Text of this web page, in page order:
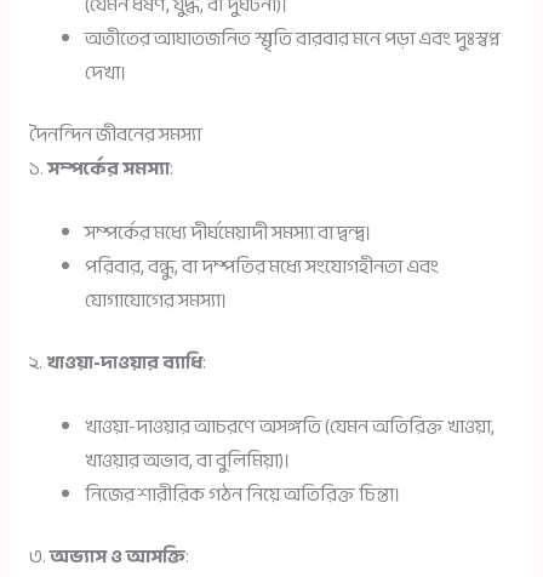
অতীতের আঘাতজনিত স্মৃতি বারবার মনে পড়া এবং দুঃস্বপ্ন
দেখা।
দৈনন্দিন জীবনের সমস্যা
১.সম্পর্কের সমস্যা:
সম্পর্কের মধ্যে দীর্ঘমেয়াদী সমস্যা বা দ্বন্দ্ব।
পরিবার, বন্ধু, বা দম্পতির মধ্যে সংযোগহীনতা এবং
যোগাযোগের সমস্যা।
২.খাওয়া-দাওয়ার ব্যাধি:
খাওয়া-দাওয়ার আচরণে অসঙ্গতি (যেমন অতিরিক্ত খাওয়া,
খাওয়ার অভাব, বা বুলিমিয়া)।
নিজের শারীরিক গঠন নিয়ে অতিরিক্ত চিন্তা।
৩.অভ্যাস ও আসক্তি: